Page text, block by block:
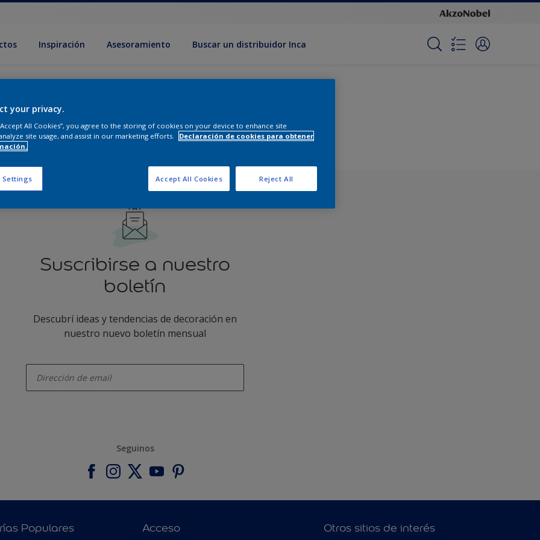
Inspiración Asesoramiento Buscar un distribuidor Inca
favoritos
en tu lista de compras
Suscribirse a nuestro
boletín
Descubrí ideas y tendencias de decoración en
nuestro nuevo boletín mensual
Seguinos
Populares Acceso Otros sitios de interés
your privacy.
All Cookies”, you agree to the storing of cookies on your device to enhance site
site usage, and assist in our marketing efforts.
Declaración de cookies para obtener
Settings Reject All
Accept All Cookies